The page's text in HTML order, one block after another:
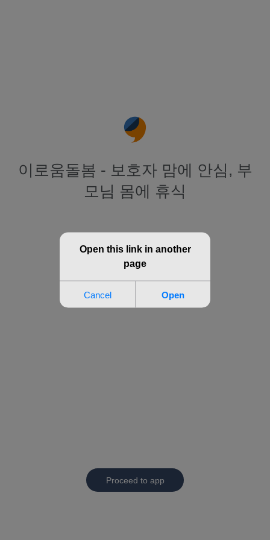
이로움돌봄 - 보호자 맘에 안심, 부
모님 몸에 휴식
Proceed to app